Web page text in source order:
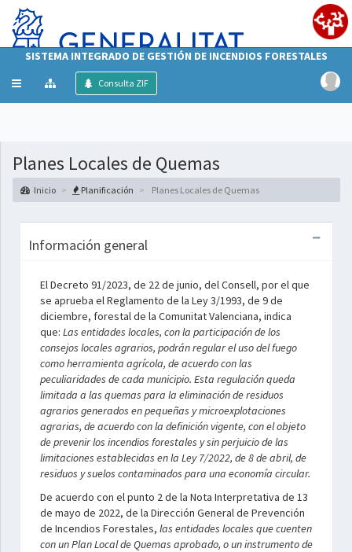
SISTEMA INTEGRADO DE GESTIÓN DE INCENDIOS FORESTALES
Mostrar/ocultar
Consulta ZIF
Planes Locales de Quemas
Inicio Planificación Planes Locales de Quemas
Información general
El Decreto 91/2023, de 22 de junio, del Consell, por el que
se aprueba el Reglamento de la Ley 3/1993, de 9 de
diciembre, forestal de la Comunitat Valenciana, indica
que: Las entidades locales, con la participación de los
consejos locales agrarios, podrán regular el uso del fuego
como herramienta agrícola, de acuerdo con las
peculiaridades de cada municipio. Esta regulación queda
limitada a las quemas para la eliminación de residuos
agrarios generados en pequeñas y microexplotaciones
agrarias, de acuerdo con la definición vigente, con el objeto
de prevenir los incendios forestales y sin perjuicio de las
limitaciones establecidas en la Ley 7/2022, de 8 de abril, de
residuos y suelos contaminados para una economía circular.
De acuerdo con el punto 2 de la Nota Interpretativa de 13
de mayo de 2022, de la Dirección General de Prevención
de Incendios Forestales, las entidades locales que cuenten
con un Plan Local de Quemas aprobado, o un instrumento de